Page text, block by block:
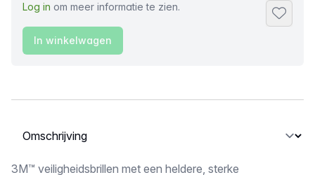
Log in om meer informatie te zien.
In winkelwagen
Selecteer een tabblad
Omschrijving
3M™ veiligheidsbrillen met een heldere, sterke